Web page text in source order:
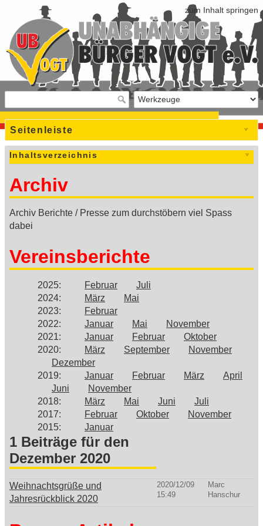
zum Inhalt springen
Seitenleiste
Inhaltsverzeichnis
Archiv
Archiv Berichte / Presse zum durchstöbern viel Spass
dabei
Vereinsberichte
2025: Februar
Juli
2024: März
Mai
2023:
Februar
2022: Januar Mai
November
2021: Januar Februar
Oktober
2020: März September
November
Dezember
2019: Januar Februar März
April
Juni
November
2018: März Mai Juni
Juli
2017: Februar Oktober
November
2015: Januar
1 Beiträge für den
Dezember 2020
Weihnachtsgrüße und
Jahresrückblick 2020
2020/12/09
15:49
Marc
Hanschur